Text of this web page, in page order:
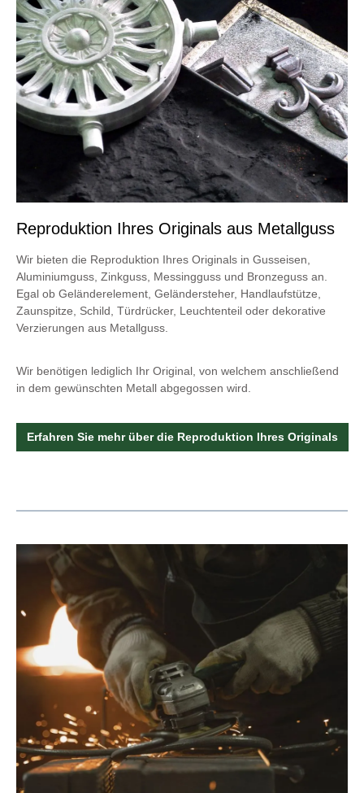
Reproduktion Ihres Originals aus Metallguss
Wir bieten die Reproduktion Ihres Originals in Gusseisen,
Aluminiumguss, Zinkguss, Messingguss und Bronzeguss an.
Egal ob Geländerelement, Geländersteher, Handlaufstütze,
Zaunspitze, Schild, Türdrücker, Leuchtenteil oder dekorative
Verzierungen aus Metallguss.
Wir benötigen lediglich Ihr Original, von welchem anschließend
in dem gewünschten Metall abgegossen wird.
Erfahren Sie mehr über die Reproduktion Ihres Originals